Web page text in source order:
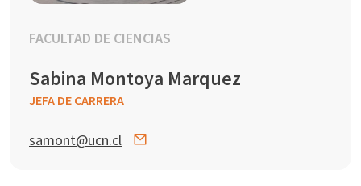
FACULTAD DE CIENCIAS
Sabina Montoya Marquez
JEFA DE CARRERA
samont@ucn.cl